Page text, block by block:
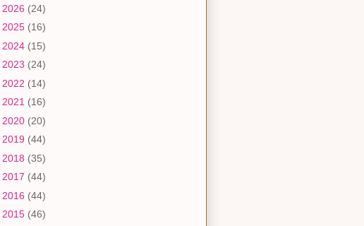
2026 (24)
2025 (16)
2024 (15)
2023 (24)
2022 (14)
2021 (16)
2020 (20)
2019 (44)
2018 (35)
2017 (44)
2016 (44)
2015 (46)